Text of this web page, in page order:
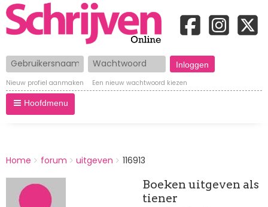
Gebruikersnaam Wachtwoord
Nieuw profiel aanmaken Een nieuw wachtwoord kiezen
Hoofdmenu
BREADCRUMBS
You
here:
Home forum uitgeven 116913
Boeken uitgeven als
tiener